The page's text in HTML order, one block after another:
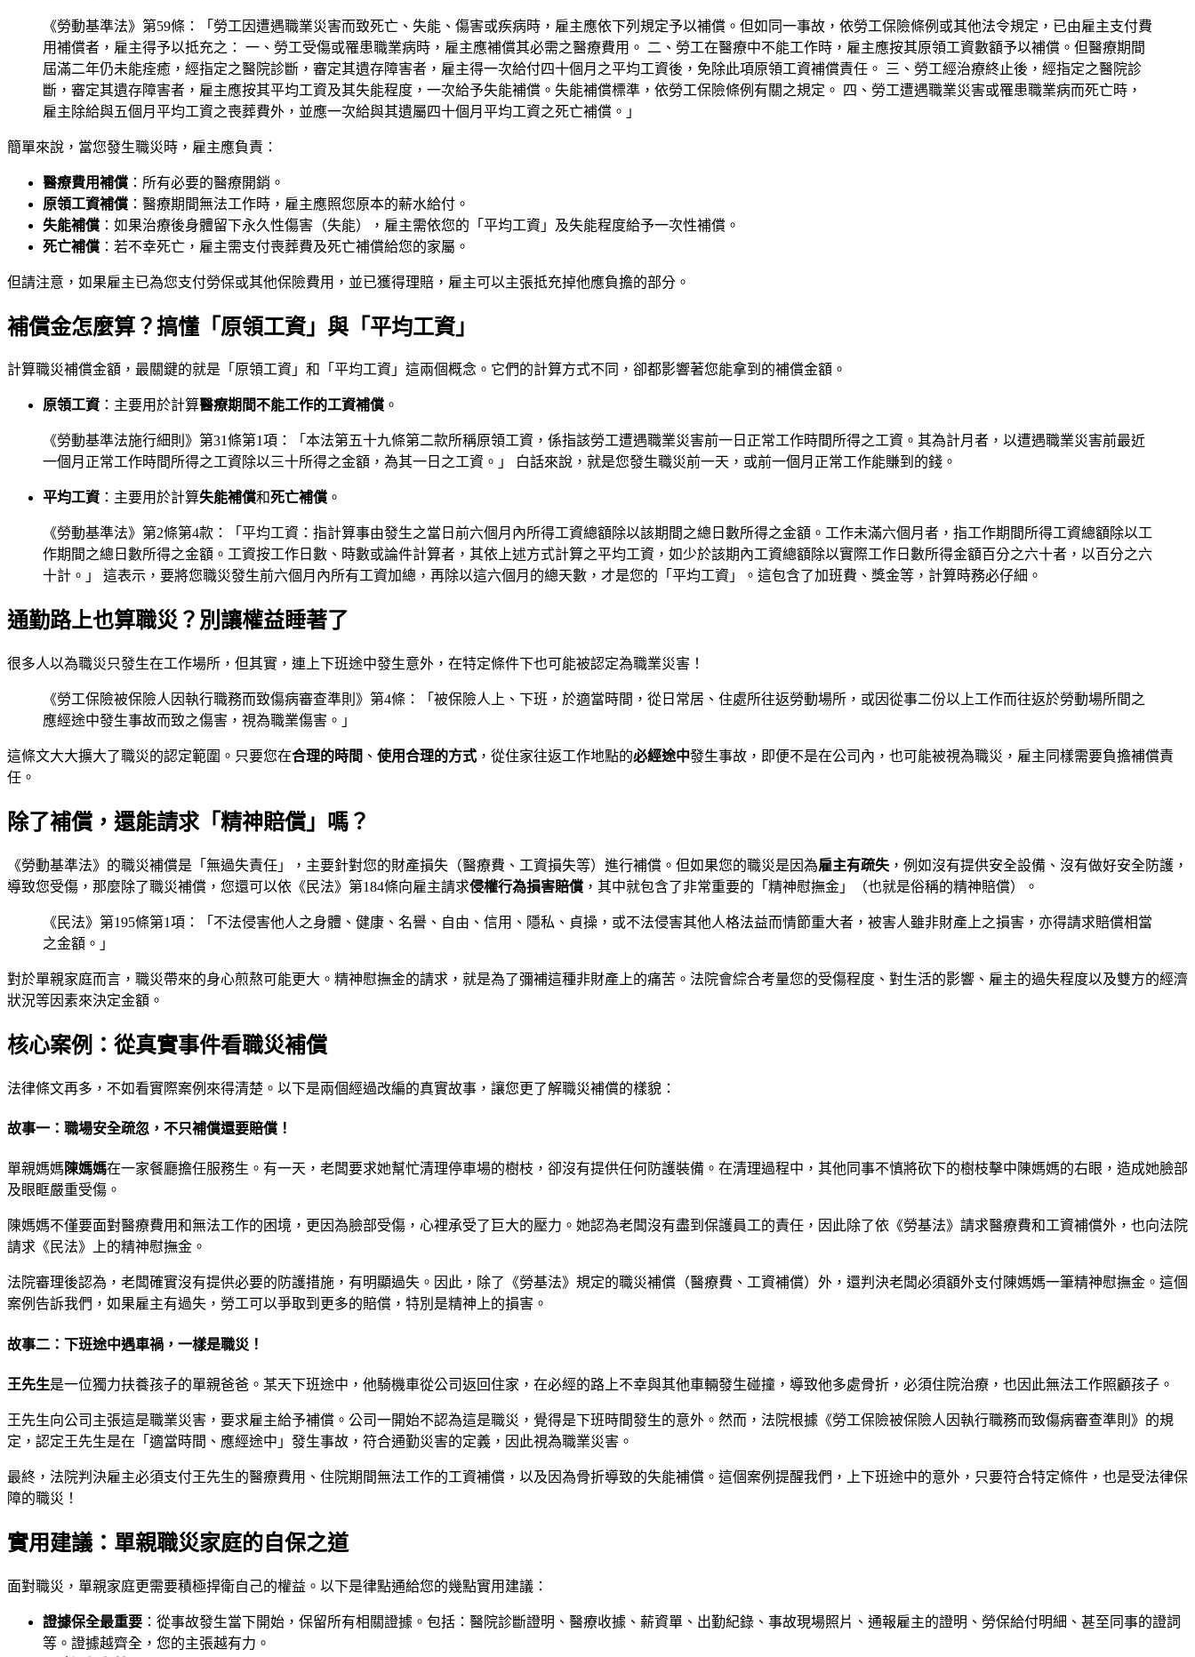
《勞動基準法》第59條：「勞工因遭遇職業災害而致死亡、失能、傷害或疾病時，雇主應依下列規定予以補償。但如同一事故，依勞工保險條例或其他法令規定，已由雇主支付費
用補償者，雇主得予以抵充之： 一、勞工受傷或罹患職業病時，雇主應補償其必需之醫療費用。 二、勞工在醫療中不能工作時，雇主應按其原領工資數額予以補償。但醫療期間
屆滿二年仍未能痊癒，經指定之醫院診斷，審定其遺存障害者，雇主得一次給付四十個月之平均工資後，免除此項原領工資補償責任。 三、勞工經治療終止後，經指定之醫院診
斷，審定其遺存障害者，雇主應按其平均工資及其失能程度，一次給予失能補償。失能補償標準，依勞工保險條例有關之規定。 四、勞工遭遇職業災害或罹患職業病而死亡時，
雇主除給與五個月平均工資之喪葬費外，並應一次給與其遺屬四十個月平均工資之死亡補償。」
簡單來說，當您發生職災時，雇主應負責：
醫療費用補償 ：所有必要的醫療開銷。
原領工資補償 ：醫療期間無法工作時，雇主應照您原本的薪水給付。
失能補償 ：如果治療後身體留下永久性傷害（失能），雇主需依您的「平均工資」及失能程度給予一次性補償。
死亡補償 ：若不幸死亡，雇主需支付喪葬費及死亡補償給您的家屬。
但請注意，如果雇主已為您支付勞保或其他保險費用，並已獲得理賠，雇主可以主張抵充掉他應負擔的部分。
補償金怎麼算？搞懂「原領工資」與「平均工資」
計算職災補償金額，最關鍵的就是「原領工資」和「平均工資」這兩個概念。它們的計算方式不同，卻都影響著您能拿到的補償金額。
原領工資：主要用於計算醫療期間不能工作的工資補償 。
《勞動基準法施行細則》第31條第1項：「本法第五十九條第二款所稱原領工資，係指該勞工遭遇職業災害前一日正常工作時間所得之工資。其為計月者，以遭遇職業災害前最近
一個月正常工作時間所得之工資除以三十所得之金額，為其一日之工資。」 白話來說，就是您發生職災前一天，或前一個月正常工作能賺到的錢。
平均工資：主要用於計算失能補償和死亡補償 。
《勞動基準法》第2條第4款：「平均工資：指計算事由發生之當日前六個月內所得工資總額除以該期間之總日數所得之金額。工作未滿六個月者，指工作期間所得工資總額除以工
作期間之總日數所得之金額。工資按工作日數、時數或論件計算者，其依上述方式計算之平均工資，如少於該期內工資總額除以實際工作日數所得金額百分之六十者，以百分之六
十計。」 這表示，要將您職災發生前六個月內所有工資加總，再除以這六個月的總天數，才是您的「平均工資」。這包含了加班費、獎金等，計算時務必仔細。
通勤路上也算職災？別讓權益睡著了
很多人以為職災只發生在工作場所，但其實，連上下班途中發生意外，在特定條件下也可能被認定為職業災害！
《勞工保險被保險人因執行職務而致傷病審查準則》第4條：「被保險人上、下班，於適當時間，從日常居、住處所往返勞動場所，或因從事二份以上工作而往返於勞動場所間之
應經途中發生事故而致之傷害，視為職業傷害。」
這條文大大擴大了職災的認定範圍。只要您在合理的時間 、 使用合理的方式 ，從住家往返工作地點的必經途中發生事故，即便不是在公司內，也可能被視為職災，雇主同樣需要負擔補償責
任。
除了補償，還能請求「精神賠償」嗎？
《勞動基準法》的職災補償是「無過失責任」，主要針對您的財產損失（醫療費、工資損失等）進行補償。但如果您的職災是因為雇主有疏失 ，例如沒有提供安全設備、沒有做好安全防護，
導致您受傷，那麼除了職災補償，您還可以依《民法》第184條向雇主請求侵權行為損害賠償 ，其中就包含了非常重要的「精神慰撫金」（也就是俗稱的精神賠償）。
《民法》第195條第1項：「不法侵害他人之身體、健康、名譽、自由、信用、隱私、貞操，或不法侵害其他人格法益而情節重大者，被害人雖非財產上之損害，亦得請求賠償相當
之金額。」
對於單親家庭而言，職災帶來的身心煎熬可能更大。精神慰撫金的請求，就是為了彌補這種非財產上的痛苦。法院會綜合考量您的受傷程度、對生活的影響、雇主的過失程度以及雙方的經濟
狀況等因素來決定金額。
核心案例：從真實事件看職災補償
法律條文再多，不如看實際案例來得清楚。以下是兩個經過改編的真實故事，讓您更了解職災補償的樣貌：
故事一：職場安全疏忽，不只補償還要賠償！
單親媽媽 陳媽媽在一家餐廳擔任服務生。有一天，老闆要求她幫忙清理停車場的樹枝，卻沒有提供任何防護裝備。在清理過程中，其他同事不慎將砍下的樹枝擊中陳媽媽的右眼，造成她臉部
及眼眶嚴重受傷。
陳媽媽不僅要面對醫療費用和無法工作的困境，更因為臉部受傷，心裡承受了巨大的壓力。她認為老闆沒有盡到保護員工的責任，因此除了依《勞基法》請求醫療費和工資補償外，也向法院
請求《民法》上的精神慰撫金。
法院審理後認為，老闆確實沒有提供必要的防護措施，有明顯過失。因此，除了《勞基法》規定的職災補償（醫療費、工資補償）外，還判決老闆必須額外支付陳媽媽一筆精神慰撫金。這個
案例告訴我們，如果雇主有過失，勞工可以爭取到更多的賠償，特別是精神上的損害。
故事二：下班途中遇車禍，一樣是職災！
王先生是一位獨力扶養孩子的單親爸爸。某天下班途中，他騎機車從公司返回住家，在必經的路上不幸與其他車輛發生碰撞，導致他多處骨折，必須住院治療，也因此無法工作照顧孩子。
王先生向公司主張這是職業災害，要求雇主給予補償。公司一開始不認為這是職災，覺得是下班時間發生的意外。然而，法院根據《勞工保險被保險人因執行職務而致傷病審查準則》的規
定，認定王先生是在「適當時間、應經途中」發生事故，符合通勤災害的定義，因此視為職業災害。
最終，法院判決雇主必須支付王先生的醫療費用、住院期間無法工作的工資補償，以及因為骨折導致的失能補償。這個案例提醒我們，上下班途中的意外，只要符合特定條件，也是受法律保
障的職災！
實用建議：單親職災家庭的自保之道
面對職災，單親家庭更需要積極捍衛自己的權益。以下是律點通給您的幾點實用建議：
證據保全最重要 ：從事故發生當下開始，保留所有相關證據。包括：醫院診斷證明、醫療收據、薪資單、出勤紀錄、事故現場照片、通報雇主的證明、勞保給付明細、甚至同事的證詞
等。證據越齊全，您的主張越有力。